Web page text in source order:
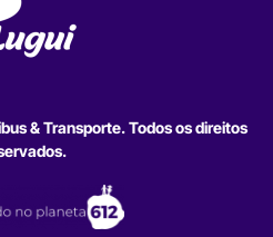
& Transporte. Todos os direitos